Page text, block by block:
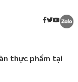
thực phẩm tại
GIẤY PHÉP VỆ
SƠ XIN GIẤY
PHẨM